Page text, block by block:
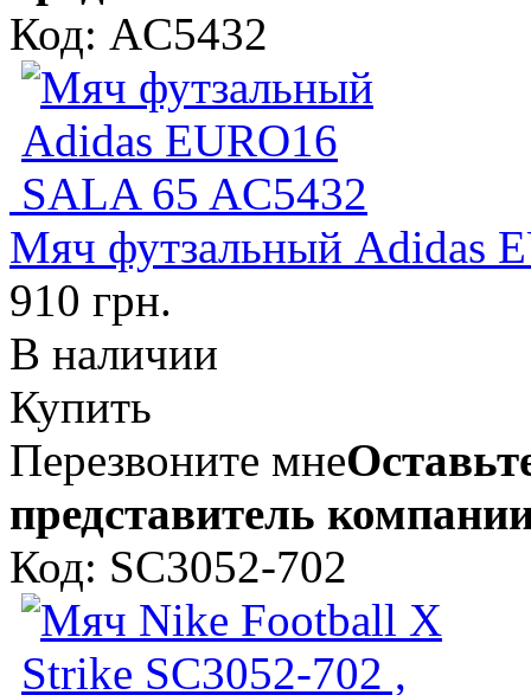
Код: AC5432
Мяч футзальный Adidas
910 грн.
В наличии
Купить
Перезвоните мне
представитель
Код: SC3052-702